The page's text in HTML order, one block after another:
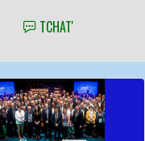
TCHAT'